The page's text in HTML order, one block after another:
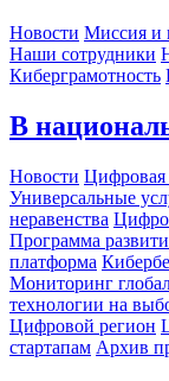
Новости Миссия и
Наши сотрудники
Киберграмотность
В
Новости Цифровая
Универсальные
неравенства
Программа
платформа
Мониторинг
технологии на
Цифровой регион
стартапам Архив